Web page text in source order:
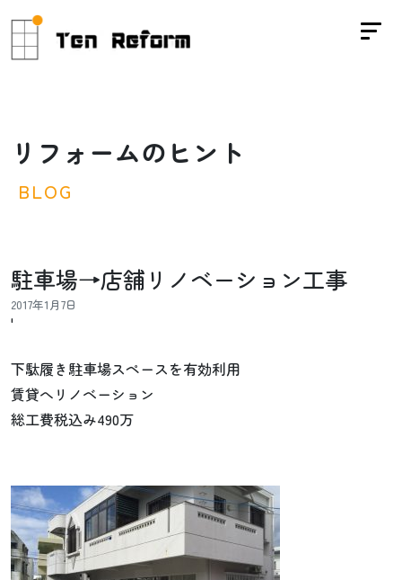
リ フ ォームのヒ ン ト
BLOG
駐車場→店舗リノベーション工事
2017年1月7日
'
下駄履き駐車場スペースを有効利用
賃貸へリノベーション
総工費税込み490万